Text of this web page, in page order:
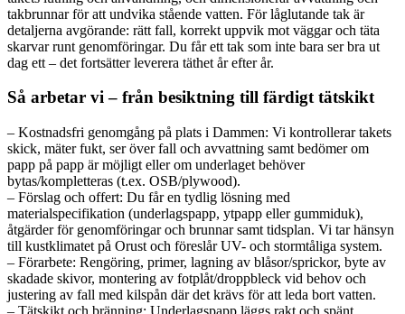
takbrunnar för att undvika stående vatten. För låglutande tak är
detaljerna avgörande: rätt fall, korrekt uppvik mot väggar och täta
skarvar runt genomföringar. Du får ett tak som inte bara ser bra ut
dag ett – det fortsätter leverera täthet år efter år.
Så arbetar vi – från besiktning till färdigt tätskikt
– Kostnadsfri genomgång på plats i Dammen: Vi kontrollerar takets
skick, mäter fukt, ser över fall och avvattning samt bedömer om
papp på papp är möjligt eller om underlaget behöver
bytas/kompletteras (t.ex. OSB/plywood).
– Förslag och offert: Du får en tydlig lösning med
materialspecifikation (underlagspapp, ytpapp eller gummiduk),
åtgärder för genomföringar och brunnar samt tidsplan. Vi tar hänsyn
till kustklimatet på Orust och föreslår UV- och stormtåliga system.
– Förarbete: Rengöring, primer, lagning av blåsor/sprickor, byte av
skadade skivor, montering av fotplåt/droppbleck vid behov och
justering av fall med kilspån där det krävs för att leda bort vatten.